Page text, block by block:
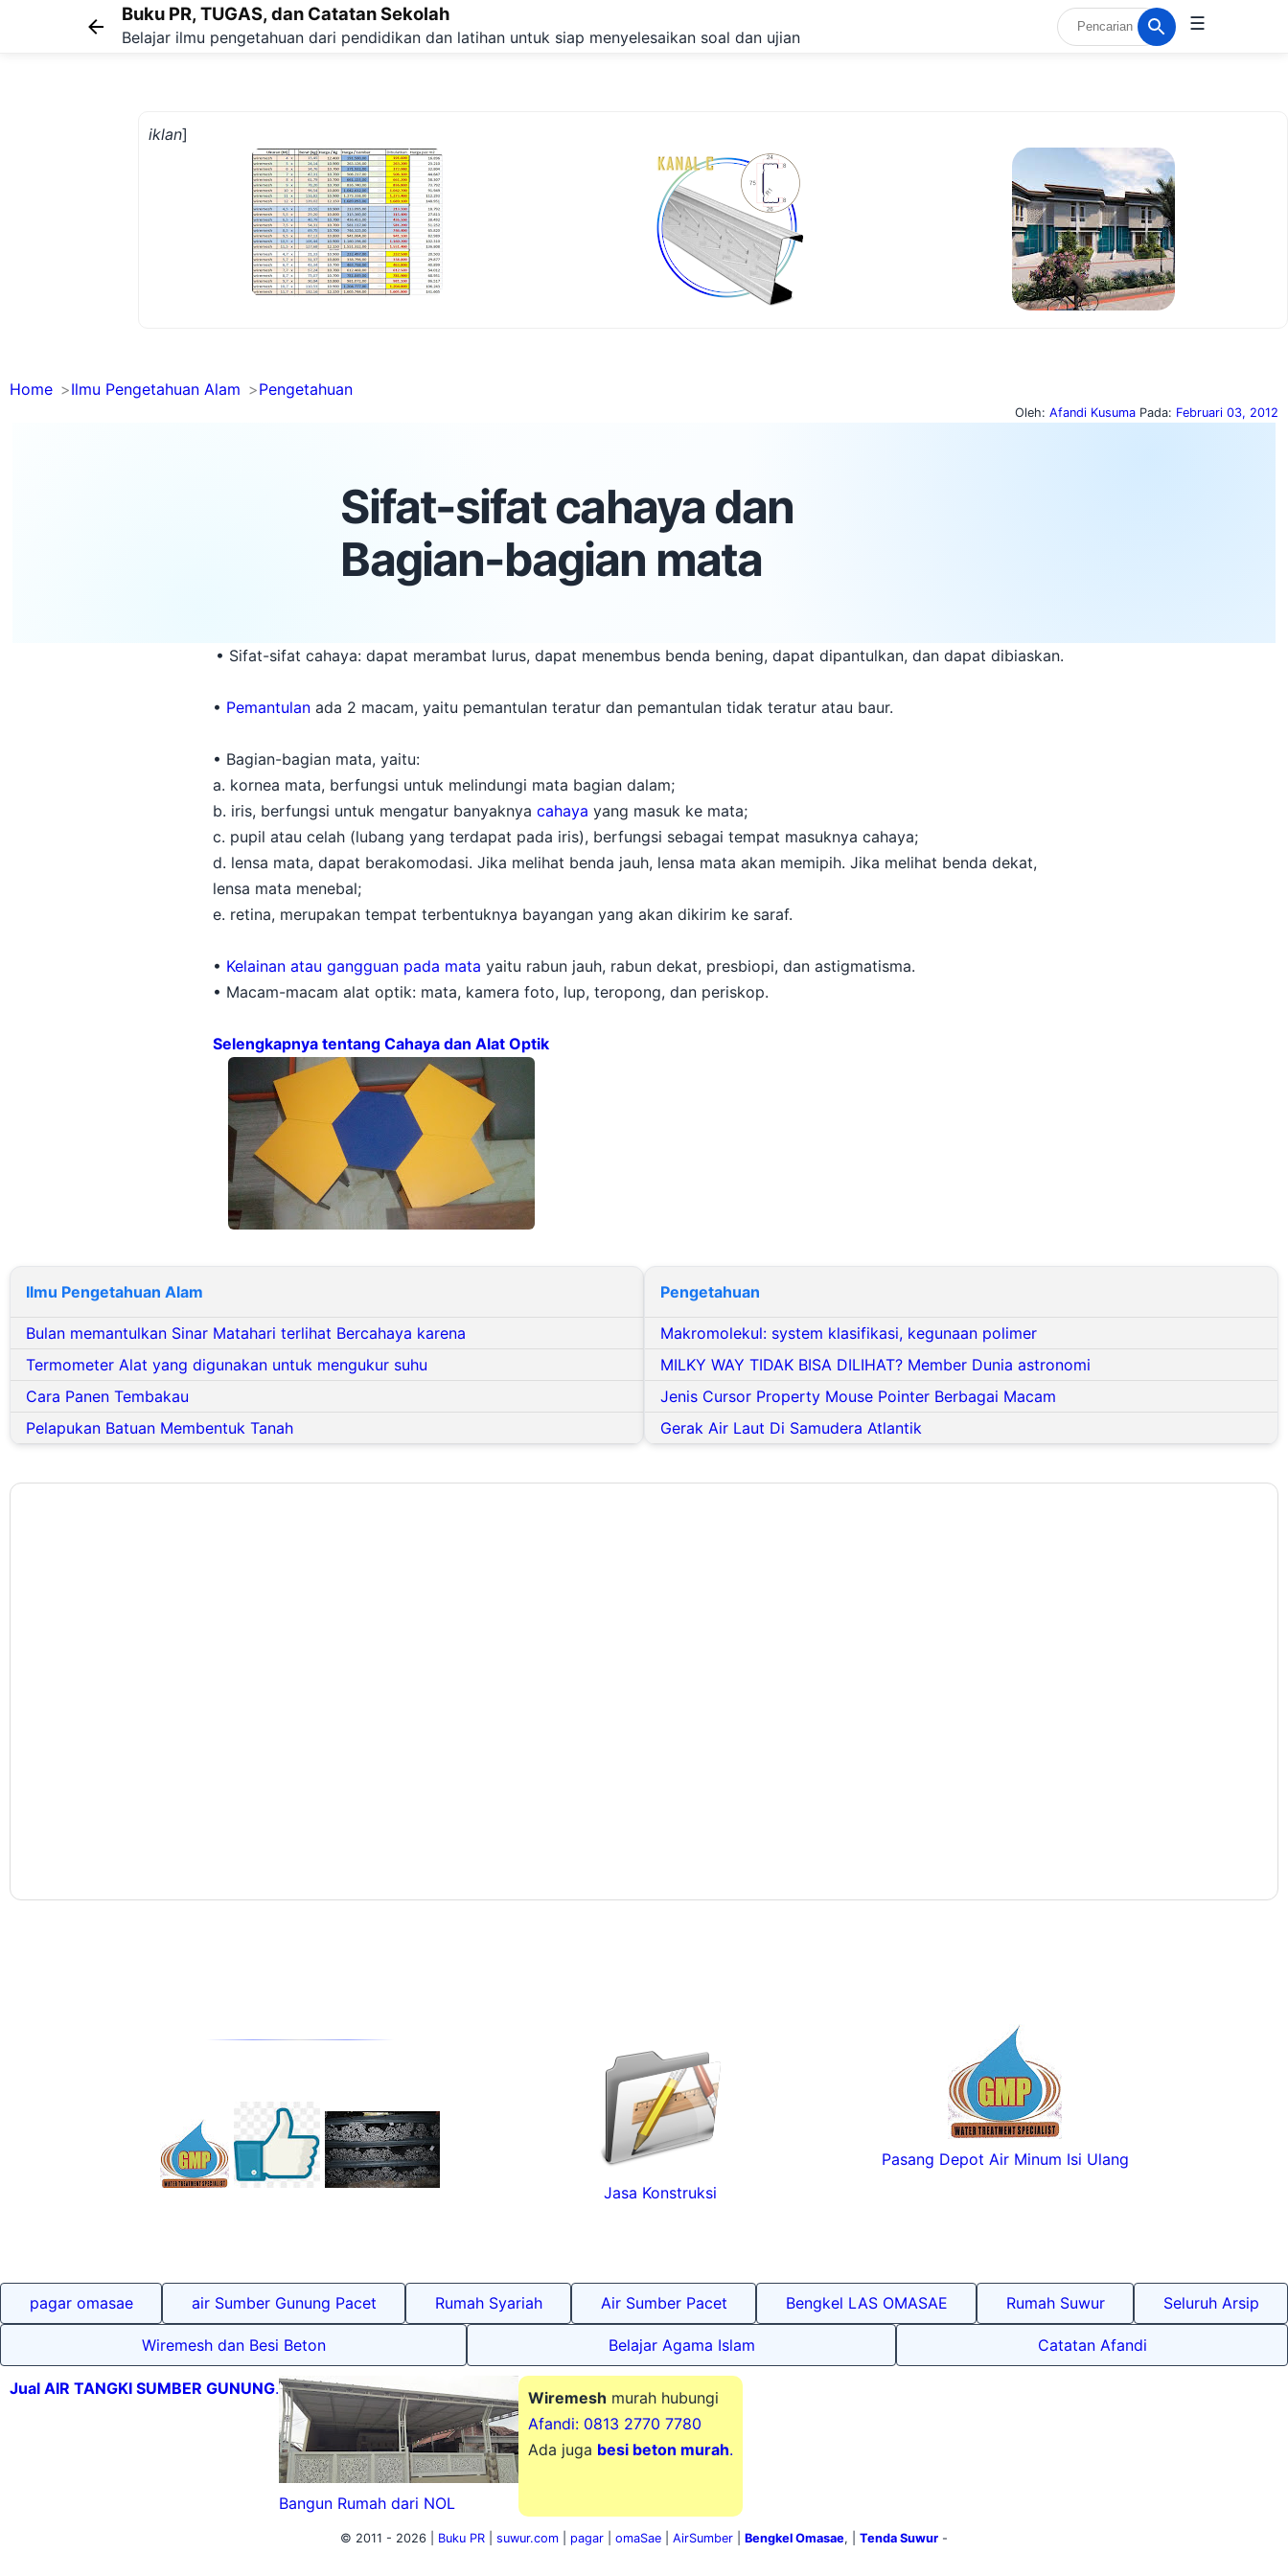
Buku PR, TUGAS, dan Catatan Sekolah
Belajar ilmu pengetahuan dari pendidikan dan latihan untuk siap menyelesaikan soal dan ujian
☰
iklan]
Home Ilmu Pengetahuan Alam Pengetahuan
Oleh: Afandi Kusuma Pada: Februari 03, 2012
Sifat-sifat cahaya dan
Bagian-bagian mata
• Sifat-sifat cahaya: dapat merambat lurus, dapat menembus benda bening, dapat dipantulkan, dan dapat dibiaskan.
• Pemantulan ada 2 macam, yaitu pemantulan teratur dan pemantulan tidak teratur atau baur.
• Bagian-bagian mata, yaitu:
a. kornea mata, berfungsi untuk melindungi mata bagian dalam;
b. iris, berfungsi untuk mengatur banyaknya cahaya yang masuk ke mata;
c. pupil atau celah (lubang yang terdapat pada iris), berfungsi sebagai tempat masuknya cahaya;
d. lensa mata, dapat berakomodasi. Jika melihat benda jauh, lensa mata akan memipih. Jika melihat benda dekat,
lensa mata menebal;
e. retina, merupakan tempat terbentuknya bayangan yang akan dikirim ke saraf.
• Kelainan atau gangguan pada mata yaitu rabun jauh, rabun dekat, presbiopi, dan astigmatisma.
• Macam-macam alat optik: mata, kamera foto, lup, teropong, dan periskop.
Selengkapnya tentang Cahaya dan Alat Optik
Ilmu Pengetahuan Alam
Bulan memantulkan Sinar Matahari terlihat Bercahaya karena
Termometer Alat yang digunakan untuk mengukur suhu
Cara Panen Tembakau
Pelapukan Batuan Membentuk Tanah
Pengetahuan
Makromolekul: system klasifikasi, kegunaan polimer
MILKY WAY TIDAK BISA DILIHAT? Member Dunia astronomi
Jenis Cursor Property Mouse Pointer Berbagai Macam
Gerak Air Laut Di Samudera Atlantik
Jasa Konstruksi
Pasang Depot Air Minum Isi Ulang
pagar omasae air Sumber Gunung Pacet Rumah Syariah Air Sumber Pacet Bengkel LAS OMASAE Rumah Suwur Seluruh Arsip
Wiremesh dan Besi Beton Belajar Agama Islam Catatan Afandi
Jual AIR TANGKI SUMBER GUNUNG.
Bangun Rumah dari NOL
Wiremesh murah hubungi
Afandi: 0813 2770 7780
Ada juga besi beton murah.
© 2011 - 2026 | Buku PR suwur.com pagar omaSae AirSumber Bengkel Omasae, | Tenda Suwur -